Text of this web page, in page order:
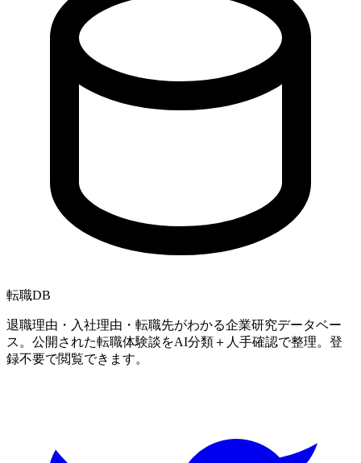
転職DB
退職理由・入社理由・転職先がわかる企業研究データベー
ス。公開された転職体験談をAI分類＋人手確認で整理。登
録不要で閲覧できます。